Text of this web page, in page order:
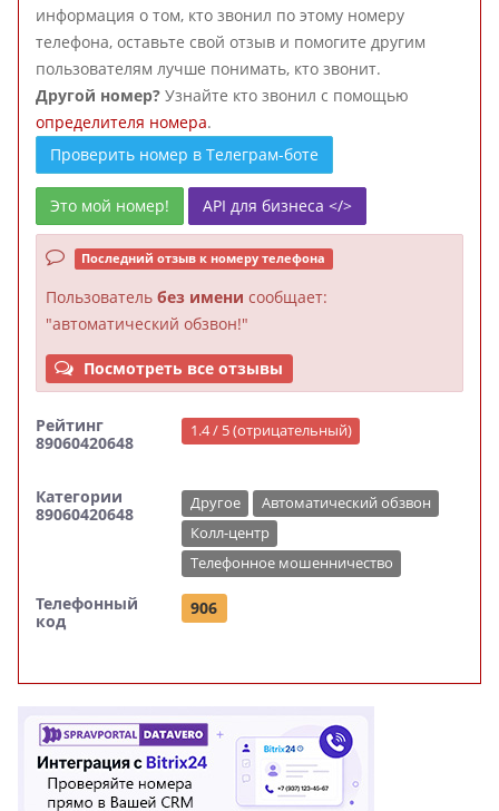
информация о том, кто звонил по этому номеру
телефона, оставьте свой отзыв и помогите другим
пользователям лучше понимать, кто звонит.
Другой номер? Узнайте кто звонил с помощью
определителя номера.
Проверить номер в Телеграм-боте
Это мой номер! API для бизнеса </>
Последний отзыв к номеру телефона
Пользователь без имени сообщает:
"автоматический обзвон!"
Посмотреть все отзывы
Рейтинг
89060420648
1.4 / 5 (отрицательный)
Категории
89060420648
Другое
Автоматический обзвон
Колл-центр
Телефонное мошенничество
Телефонный
код
906